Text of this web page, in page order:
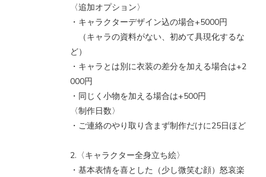
〈追加オプション〉
・キャラクターデザイン込の場合+5000円
（キャラの資料がない、初めて具現化するな
ど）
・キャラとは別に衣装の差分を加える場合は+2
000円
・同じく小物を加える場合は+500円
〈制作日数〉
・ご連絡のやり取り含まず制作だけに25日ほど
2.〈キャラクター全身立ち絵〉
・基本表情を喜とした（少し微笑む顔）怒哀楽